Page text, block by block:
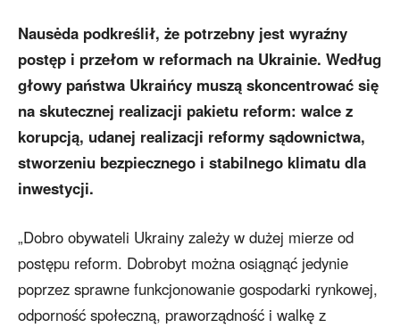
Nausėda podkreślił, że potrzebny jest wyraźny
postęp i przełom w reformach na Ukrainie. Według
głowy państwa Ukraińcy muszą skoncentrować się
na skutecznej realizacji pakietu reform: walce z
korupcją, udanej realizacji reformy sądownictwa,
stworzeniu bezpiecznego i stabilnego klimatu dla
inwestycji.
„Dobro obywateli Ukrainy zależy w dużej mierze od
postępu reform. Dobrobyt można osiągnąć jedynie
poprzez sprawne funkcjonowanie gospodarki rynkowej,
odporność społeczną, praworządność i walkę z